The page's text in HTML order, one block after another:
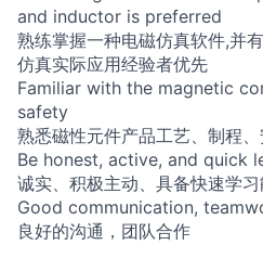
and inductor is preferred
熟练掌握一种电磁仿真软件,并
仿真实际应用经验者优先
Familiar with the magnetic
safety
熟悉磁性元件产品工艺、制程
Be honest, active, and quick
诚实、积极主动、具备快速学习
Good communication,
良好的沟通，团队合作